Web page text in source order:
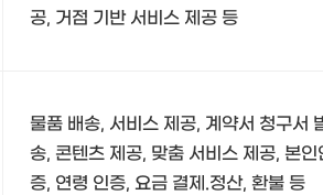
공, 거점 기반 서비스 제공 등
물품 배송, 서비스 제공, 계약서 청구서
송, 콘텐츠 제공, 맞춤 서비스 제공, 본인
증, 연령 인증, 요금 결제.정산, 환불 등